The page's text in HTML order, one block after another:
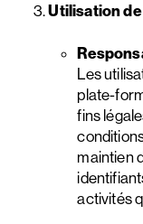
Utilisation
Les
plate-
fins
maintien
activités